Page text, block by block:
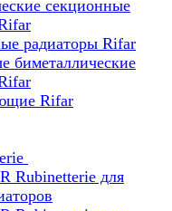
секционные
радиаторы Rifar
биметаллические
Rifar
Rubinetterie для